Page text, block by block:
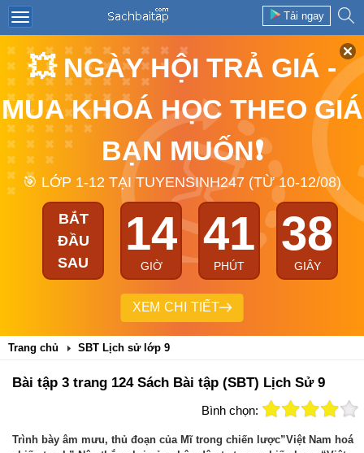
Tải ngay
💥 NGÀY HỘI TRẢ GIÁ -
MUA KHOÁ HỌC THEO GIÁ
BẠN MUỐN❗
🎯 LỚP 1-12 TẠI TUYENSINH247 (TỪ 10-12/08)
BẮT
ĐẦU
SAU
14
GIỜ
41
PHÚT
38
GIÂY
XEM CHI TIẾT
Trang chủ SBT Lịch sử lớp 9
Bài tập 3 trang 124 Sách Bài tập (SBT) Lịch Sử 9
Bình chọn:
Trình bày âm mưu, thủ đoạn của Mĩ trong chiến lược”Việt Nam hoá